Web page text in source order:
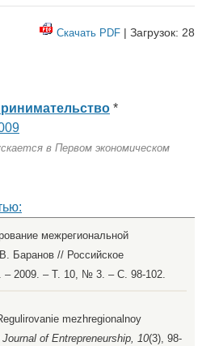
Скачать PDF | Загрузок: 28
*
в Первом экономическом
межрегиональной
Баранов // Российское
– 2009. – Т. 10, № 3. – С. 98-102.
mezhregionalnoy
of Entrepreneurship, 10(3), 98-